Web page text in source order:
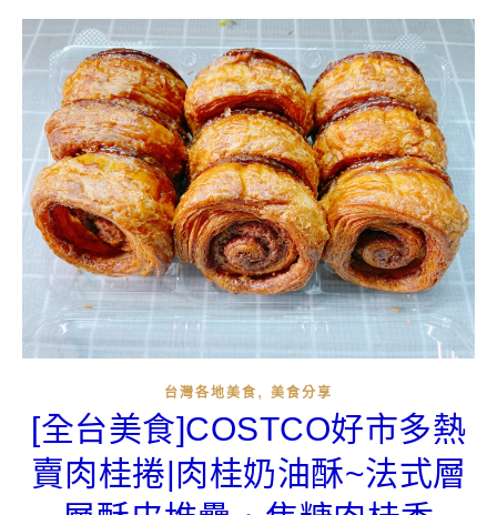
台灣各地美食 , 美食分享
[全台美食]COSTCO好市多熱
賣肉桂捲|肉桂奶油酥~法式層